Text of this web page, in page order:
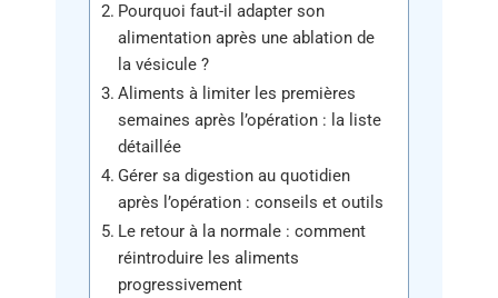
Pourquoi faut-il adapter son
alimentation après une ablation de
la vésicule ?
Aliments à limiter les premières
semaines après l’opération : la liste
détaillée
Gérer sa digestion au quotidien
après l’opération : conseils et outils
Le retour à la normale : comment
réintroduire les aliments
progressivement